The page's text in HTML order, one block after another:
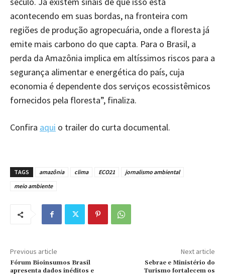
acontecendo em suas bordas, na fronteira com
regiões de produção agropecuária, onde a floresta já
emite mais carbono do que capta. Para o Brasil, a
perda da Amazônia implica em altíssimos riscos para a
segurança alimentar e energética do país, cuja
economia é dependente dos serviços ecossistêmicos
fornecidos pela floresta”, finaliza.
Confira aqui o trailer do curta documental.
TAGS amazônia clima ECO21
jornalismo ambiental
meio ambiente
Previous article
Fórum Bioinsumos Brasil
apresenta dados inéditos e
Next article
Sebrae e Ministério do
Turismo fortalecem os